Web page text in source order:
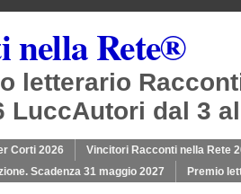
nella Rete®
letterario
LuccAutori dal 3
Corti 2026
Vincitori Racconti nella Rete
Scadenza 31 maggio 2027
Premio